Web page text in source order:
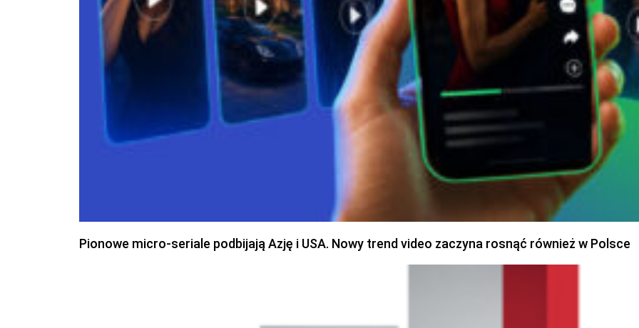
Pionowe micro-seriale podbijają Azję i USA. Nowy trend video zaczyna rosnąć również w Polsce